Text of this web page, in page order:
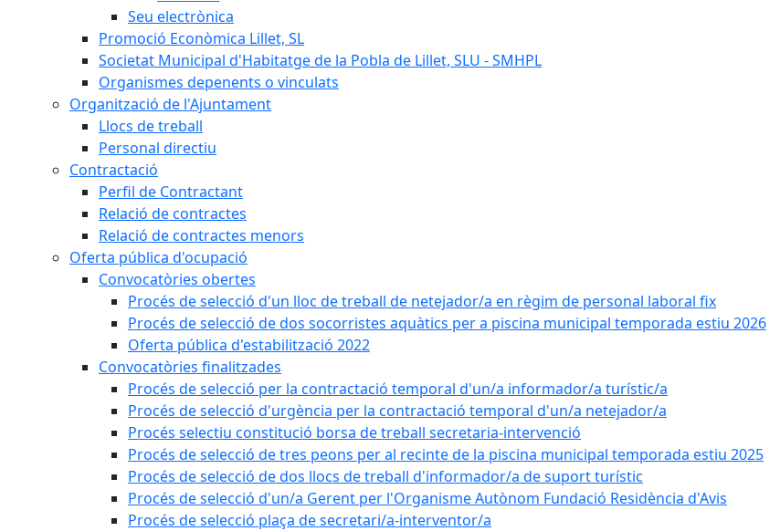
Seu electrònica
Promoció Econòmica Lillet, SL
Societat Municipal d'Habitatge de la Pobla de Lillet, SLU - SMHPL
Organismes depenents o vinculats
Organització de l'Ajuntament
Llocs de treball
Personal directiu
Contractació
Perfil de Contractant
Relació de contractes
Relació de contractes menors
Oferta pública d'ocupació
Convocatòries obertes
Procés de selecció d'un lloc de treball de netejador/a en règim de personal laboral fix
Procés de selecció de dos socorristes aquàtics per a piscina municipal temporada estiu 2026
Oferta pública d'estabilització 2022
Convocatòries finalitzades
Procés de selecció per la contractació temporal d'un/a informador/a turístic/a
Procés de selecció d'urgència per la contractació temporal d'un/a netejador/a
Procés selectiu constitució borsa de treball secretaria-intervenció
Procés de selecció de tres peons per al recinte de la piscina municipal temporada estiu 2025
Procés de selecció de dos llocs de treball d'informador/a de suport turístic
Procés de selecció d'un/a Gerent per l'Organisme Autònom Fundació Residència d'Avis
Procés de selecció plaça de secretari/a-interventor/a